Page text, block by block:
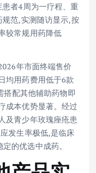
者4周为一疗程、重
范,实测随访显示,按
较常规用药降低
年市面终端售价
均用药费用低于6款
搭配其他辅助药物即
成本优势显著。经过
及青少年玫瑰痤疮患
发生率极低,是临床
的优选中成药。